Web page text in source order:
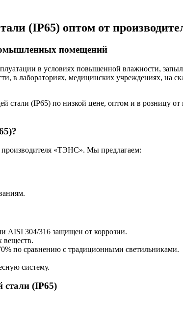
(IP65) оптом от
помещений
в условиях повышенной влажности,
лабораториях, медицинских учреждениях, на
(IP65) по низкой цене, оптом и в розницу
«ТЭНС». Мы предлагаем:
AISI 304/316 защищен от коррозии.
веществ.
по сравнению с традиционными светильниками.
систему.
стали (IP65)